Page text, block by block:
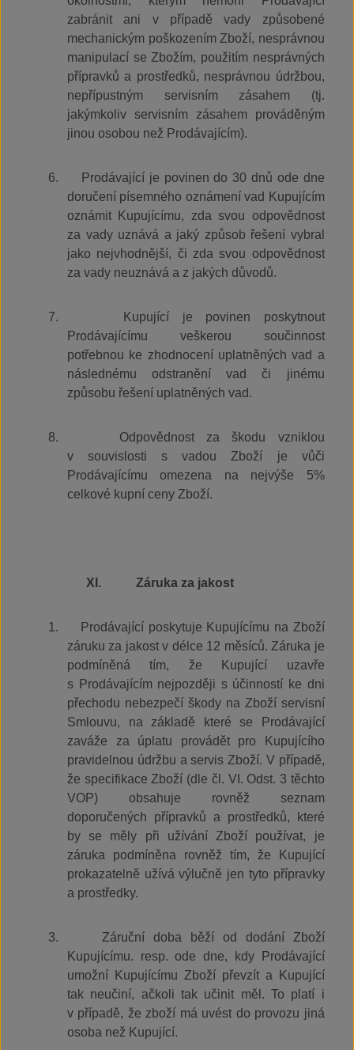
zabránit ani v případě vady způsobené
mechanickým poškozením Zboží, nesprávnou
manipulací se Zbožím, použitím nesprávných
přípravků a prostředků, nesprávnou údržbou,
nepřípustným servisním zásahem (tj.
jakýmkoliv servisním zásahem prováděným
jinou osobou než Prodávajícím).
6.
Prodávající je povinen do 30 dnů ode dne
doručení písemného oznámení vad Kupujícím
oznámit Kupujícímu, zda svou odpovědnost
za vady uznává a jaký způsob řešení vybral
jako nejvhodnější, či zda svou odpovědnost
za vady neuznává a z jakých důvodů.
7.
Kupující je povinen poskytnout
Prodávajícímu veškerou součinnost
potřebnou ke zhodnocení uplatněných vad a
následnému odstranění vad či jinému
způsobu řešení uplatněných vad.
8.
Odpovědnost za škodu vzniklou
v souvislosti s vadou Zboží je vůči
Prodávajícímu omezena na nejvýše 5%
celkové kupní ceny Zboží.
XI. Záruka za jakost
1.
Prodávající poskytuje Kupujícímu na Zboží
záruku za jakost v délce 12 měsíců. Záruka je
podmíněná tím, že Kupující uzavře
s Prodávajícím nejpozději s účinností ke dni
přechodu nebezpečí škody na Zboží servisní
Smlouvu, na základě které se Prodávající
zaváže za úplatu provádět pro Kupujícího
pravidelnou údržbu a servis Zboží. V případě,
že specifikace Zboží (dle čl. VI. Odst. 3 těchto
VOP) obsahuje rovněž seznam
doporučených přípravků a prostředků, které
by se měly při užívání Zboží používat, je
záruka podmíněna rovněž tím, že Kupující
prokazatelně užívá výlučně jen tyto přípravky
a prostředky.
3.
Záruční doba běží od dodání Zboží
Kupujícímu. resp. ode dne, kdy Prodávající
umožní Kupujícímu Zboží převzít a Kupující
tak neučiní, ačkoli tak učinit měl. To platí i
v případě, že zboží má uvést do provozu jiná
osoba než Kupující.